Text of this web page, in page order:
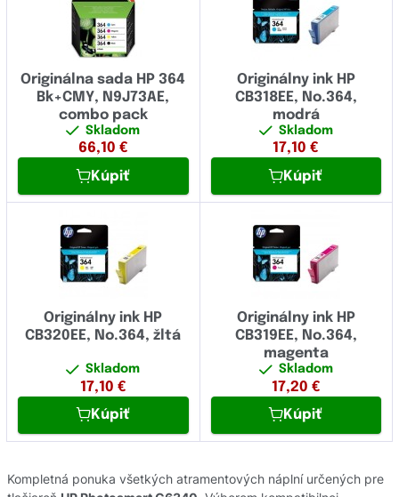
Originálna sada HP 364
Bk+CMY, N9J73AE,
combo pack
Skladom
66,10 €
Kúpiť
Originálny ink HP
CB318EE, No.364,
modrá
Skladom
17,10 €
Kúpiť
Originálny ink HP
CB320EE, No.364, žltá
Skladom
17,10 €
Kúpiť
Originálny ink HP
CB319EE, No.364,
magenta
Skladom
17,20 €
Kúpiť
Kompletná ponuka všetkých atramentových náplní určených pre